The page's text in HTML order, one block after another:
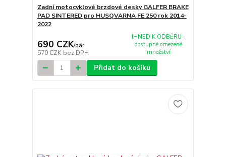
Zadní motocyklové brzdové desky GALFER BRAKE
PAD SINTERED pro HUSQVARNA FE 250 rok 2014-
2022
690 CZK/pár
570 CZK bez DPH
IHNED K ODBĚRU -
dostupné omezené
množství
Přidat do košíku